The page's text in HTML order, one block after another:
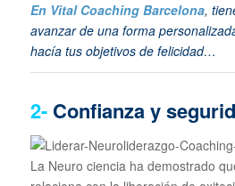
En Vital Coaching Barcelona,
avanzar de una forma
hacía tus objetivos de felicidad…
2- Confianza y
La Neuro ciencia ha demostrado